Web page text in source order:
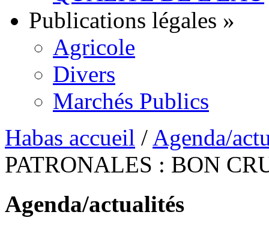
Publications légales »
Agricole
Divers
Marchés Publics
Habas accueil / Agenda/
PATRONALES : BON
Agenda/actualités